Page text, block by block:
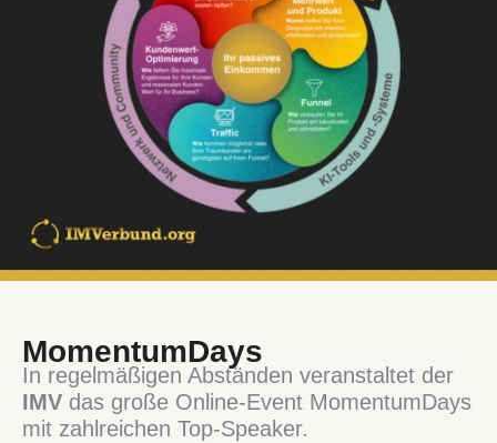
MomentumDays
In regelmäßigen Abständen veranstaltet der
IMV das große Online-Event MomentumDays
mit zahlreichen Top-Speaker.